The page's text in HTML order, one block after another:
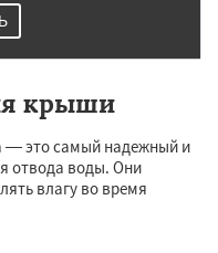
крыши
— это самый надежный и
отвода воды. Они
влагу во время